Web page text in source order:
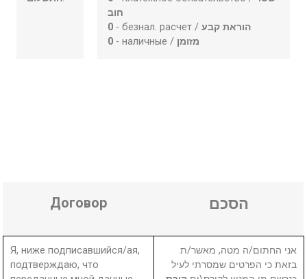
חוב
0 - безнал. расчет /הוראת קבע
0 - наличные / מזומן
Договор הסכם
Я, ниже подписавшийся/ая,
подтверждаю, что
אני החתום/ה מטה, מאשר/ת
בזאת כי הפרטים שמסרתי לעיל